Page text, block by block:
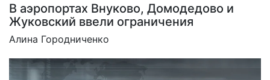
В аэропортах Внуково, Домодедово и
Жуковский ввели ограничения
Алина Городниченко